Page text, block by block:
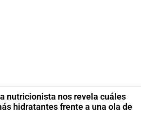
nutricionista nos revela cuáles
hidratantes frente a una ola de